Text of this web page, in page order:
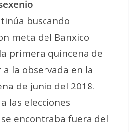
buscando
meta del Banxico
primera quincena de
a la observada en la
de junio del 2018.
las elecciones
encontraba fuera del